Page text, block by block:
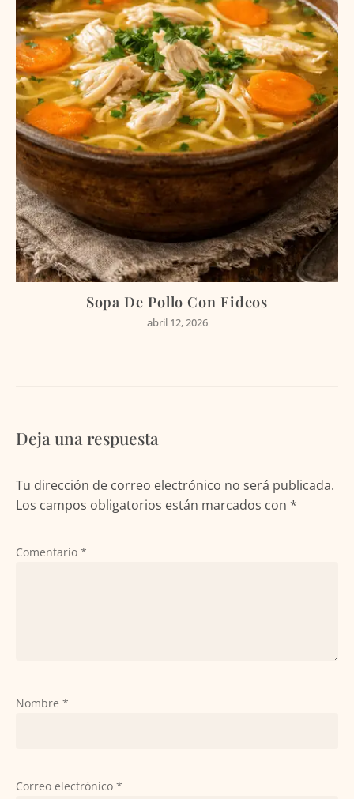
Sopa De Pollo Con Fideos
abril 12, 2026
Deja una respuesta
Tu dirección de correo electrónico no será publicada.
Los campos obligatorios están marcados con *
Comentario *
Nombre *
Correo electrónico *